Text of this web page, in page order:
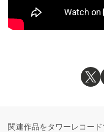
関連作品をタワーレコード